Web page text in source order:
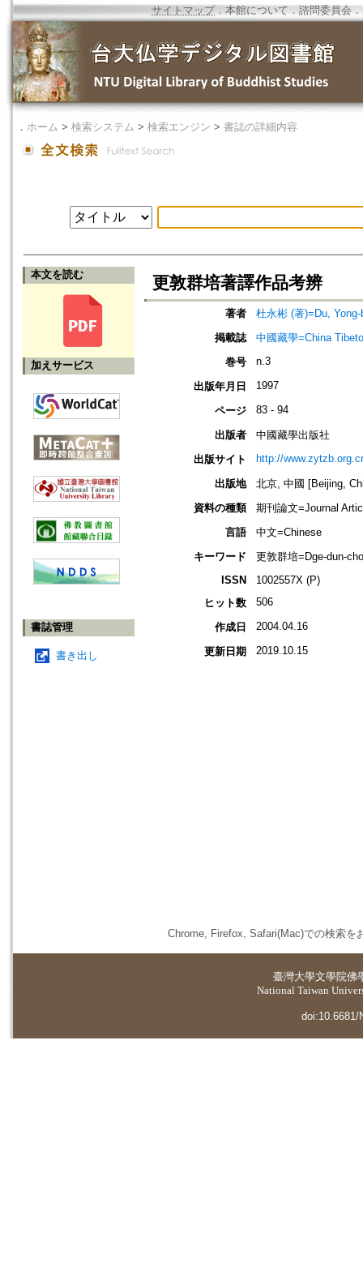
サイトマップ．本館について ． 諮問委員会 ．
． ホーム > 検索システム > 検索エンジン > 書誌の詳細内容
本文を読む
加えサービス
書誌管理
書き出し
更敦群培著譯作品考辨
著者
杜永彬 (著)=Du,
掲載誌
中國藏學=China
巻号
n.3
出版年月日 1997
ページ 83 - 94
出版者
中國藏學出版社
出版サイト
http://
出版地
北京, 中國 [Beijing,
資料の種類
期刊論文=Journal
言語
中文=Chinese
キーワード
更敦群培=Dge-dun-
ISSN
1002557X (P)
ヒット数
506
作成日 2004.04.16
更新日期 2019.10.15
Chrome, Firefox, Safari(Mac)での検索を
臺灣大學文學院佛
National Taiwan
doi:10.6681/